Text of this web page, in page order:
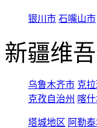
银川市 石嘴山市
新疆维
乌鲁木齐市 克
克孜自治州 喀
塔城地区 阿勒